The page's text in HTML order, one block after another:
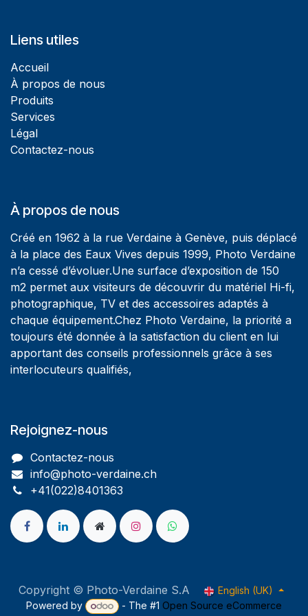
Liens utiles
Accueil
À propos de nous
Produits
Services
Légal
Contactez-nous
À propos de nous
Créé en 1962 à la rue Verdaine à Genève, puis déplacé
à la place des Eaux Vives depuis 1999, Photo Verdaine
n’a cessé d’évoluer.Une surface d’exposition de 150
m2 permet aux visiteurs de découvrir du matériel Hi-fi,
photographique, TV et des accessoires adaptés à
chaque équipement.Chez Photo Verdaine, la priorité a
toujours été donnée à la satisfaction du client en lui
apportant des conseils professionnels grâce à ses
interlocuteurs qualifiés,
Rejoignez-nous
Contactez-nous
info@photo-verdaine.ch​
​​+41(022)8401363
Copyright © Photo-Verdaine S.A
English (UK)
Powered by
- The #1 Open Source eCommerce